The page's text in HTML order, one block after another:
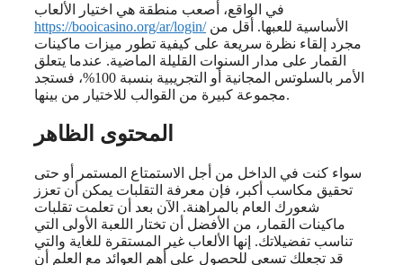
في الواقع، أصعب منطقة هي اختيار الألعاب
https://booicasino.org/ar/login/الأساسية للعبها. أقل من
مجرد إلقاء نظرة سريعة على كيفية تطور ميزات ماكينات
القمار على مدار السنوات القليلة الماضية. عندما يتعلق
الأمر بالسلوتس المجانية أو التجريبية بنسبة 100%، فستجد
مجموعة كبيرة من القوالب للاختيار من بينها.
المحتوى الظاهر
سواء كنت في الداخل من أجل الاستمتاع المستمر أو حتى
تحقيق مكاسب أكبر، فإن معرفة التقلبات يمكن أن تعزز
شعورك العام بالمراهنة. الآن بعد أن تعلمت تقلبات
ماكينات القمار، من الأفضل أن تختار اللعبة الأولى التي
تناسب تفضيلاتك. إنها الألعاب غير المستقرة للغاية والتي
قد تجعلك تسعى للحصول على أهم العوائد مع العلم أن